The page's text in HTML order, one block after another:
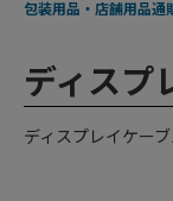
包装用品・店舗用品通
ディスプ
ディスプレイケー